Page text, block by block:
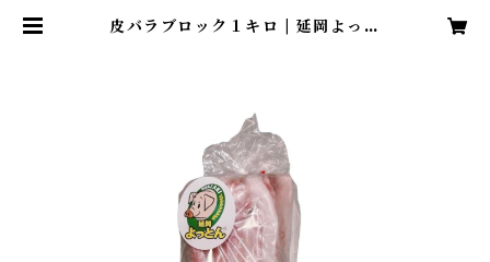
皮バラブロック１キロ | 延岡よっと